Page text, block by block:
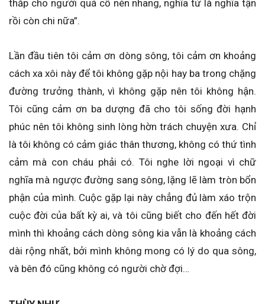
thắp cho người quá cố nén nhang, nghĩa tử là nghĩa tận
rồi còn chi nữa”.
Lần đầu tiên tôi cảm ơn dòng sông, tôi cảm ơn khoảng
cách xa xôi này để tôi không gặp nội hay ba trong chặng
đường trưởng thành, vì không gặp nên tôi không hận.
Tôi cũng cảm ơn ba dượng đã cho tôi sống đời hạnh
phúc nên tôi không sinh lòng hờn trách chuyện xưa. Chỉ
là tôi không có cảm giác thân thương, không có thứ tình
cảm mà con cháu phải có. Tôi nghe lời ngoại vì chữ
nghĩa mà ngược đường sang sông, lặng lẽ làm tròn bổn
phận của mình. Cuộc gặp lại này chẳng đủ làm xáo trộn
cuộc đời của bất kỳ ai, và tôi cũng biết cho đến hết đời
mình thì khoảng cách dòng sông kia vẫn là khoảng cách
dài rộng nhất, bởi mình không mong có lý do qua sông,
và bên đó cũng không có người chờ đợi…